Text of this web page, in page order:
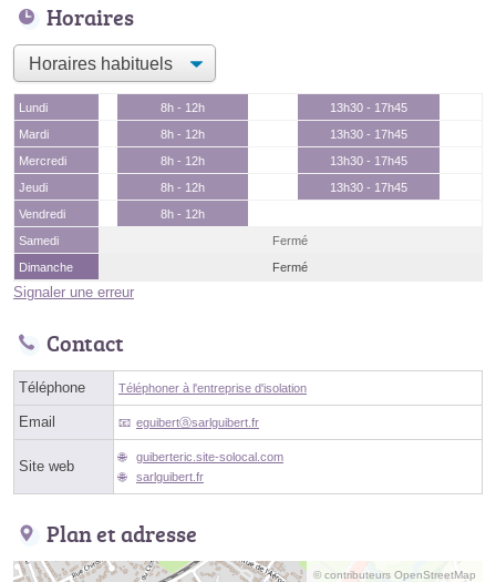
Horaires
Lundi 8h - 12h
13h30 - 17h45
Mardi
8h - 12h
13h30 - 17h45
Mercredi
8h - 12h
13h30 - 17h45
Jeudi
8h - 12h
13h30 - 17h45
Vendredi
8h - 12h
Samedi
Fermé
Dimanche
Fermé
Signaler une erreur
Contact
Téléphone Téléphoner à l'entreprise d'isolation
Email eguibertⓐsarlguibert.fr
Site web
guiberteric.site-solocal.com
sarlguibert.fr
Plan et adresse
© contributeurs OpenStreetMap